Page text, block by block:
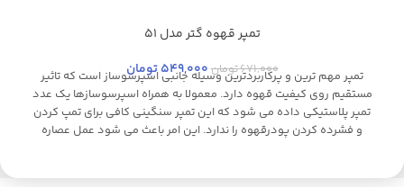
تمپر قهوه گتر مدل 51
671,000تومان549,000 تومان
تمپر مهم ترین و پرکاربردترین وسیله جانبی اسپرسوساز است که تاثیر
مستقیم روی کیفیت قهوه دارد. معمولا به همراه اسپرسوسازها یک عدد
تمپر پلاستیکی داده می شود که این تمپر سنگینی کافی برای تمپ کردن
و فشرده کردن پودرقهوه را ندارد. این امر باعث می شود عمل عصاره